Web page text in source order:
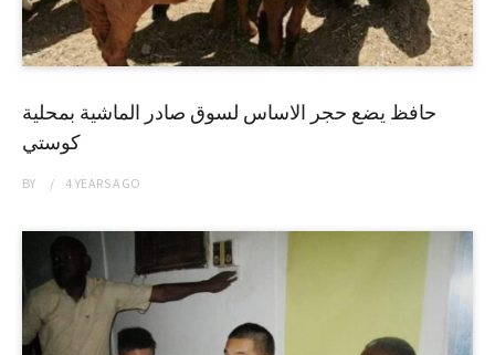
حافظ يضع حجر الاساس لسوق صادر الماشية بمحلية
كوستي
BY 4 YEARSAGO